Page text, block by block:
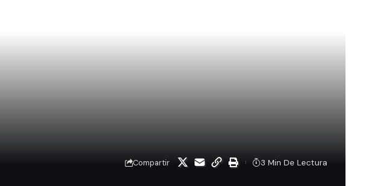
Compartir 3 Min De Lectura